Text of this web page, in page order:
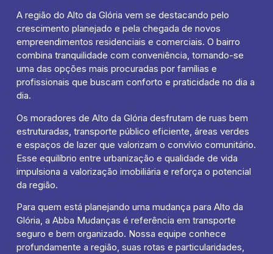
A região do Alto da Glória vem se destacando pelo
crescimento planejado e pela chegada de novos
empreendimentos residenciais e comerciais. O bairro
combina tranquilidade com conveniência, tornando-se
uma das opções mais procuradas por famílias e
profissionais que buscam conforto e praticidade no dia a
dia.
Os moradores de Alto da Glória desfrutam de ruas bem
estruturadas, transporte público eficiente, áreas verdes
e espaços de lazer que valorizam o convívio comunitário.
Esse equilíbrio entre urbanização e qualidade de vida
impulsiona a valorização imobiliária e reforça o potencial
da região.
Para quem está planejando uma mudança para Alto da
Glória, a Abba Mudanças é referência em transporte
seguro e bem organizado. Nossa equipe conhece
profundamente a região, suas rotas e particularidades,